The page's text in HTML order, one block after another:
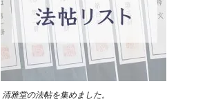
清雅堂の法帖を集めました。